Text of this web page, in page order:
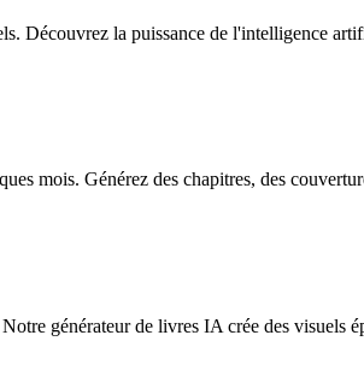
Découvrez la puissance de l'intelligence
mois. Générez des chapitres, des
générateur de livres IA crée des visuels